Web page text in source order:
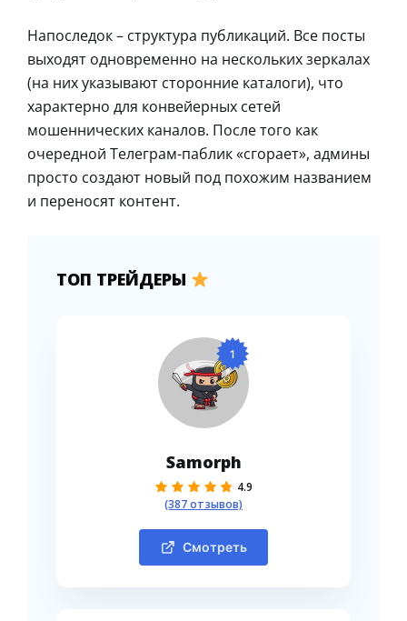
Напоследок – структура публикаций. Все посты
выходят одновременно на нескольких зеркалах
(на них указывают сторонние каталоги), что
характерно для конвейерных сетей
мошеннических каналов. После того как
очередной Телеграм-паблик «сгорает», админы
просто создают новый под похожим названием
и переносят контент.
ТОП ТРЕЙДЕРЫ
1
Samorph
4.9
(387 отзывов)
Смотреть